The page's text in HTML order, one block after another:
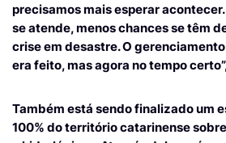
precisamos mais esperar
se atende, menos chances se têm
crise em desastre. O
era feito, mas agora no tempo
Também está sendo finalizado um
100% do território catarinense